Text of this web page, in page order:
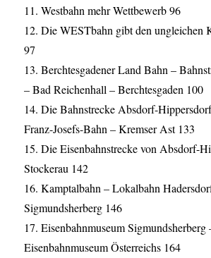
11. Westbahn mehr Wettbewerb 96
12. Die WESTbahn gibt den ungleichen
97
13. Berchtesgadener Land Bahn –
– Bad Reichenhall – Berchtesgaden 100
14. Die Bahnstrecke Absdorf-
Franz-Josefs-Bahn – Kremser Ast 133
15. Die Eisenbahnstrecke von Absdorf-
Stockerau 142
16. Kamptalbahn – Lokalbahn
Sigmundsherberg 146
17. Eisenbahnmuseum Sigmundsherberg
Eisenbahnmuseum Österreichs 164